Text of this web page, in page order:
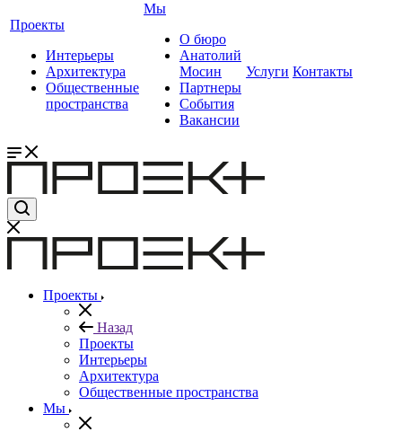
Проекты
Интерьеры
Архитектура
Общественные
пространства
Мы
О бюро
Анатолий
Мосин
Партнеры
События
Вакансии
Услуги Контакты
Проекты
Назад
Проекты
Интерьеры
Архитектура
Общественные пространства
Мы